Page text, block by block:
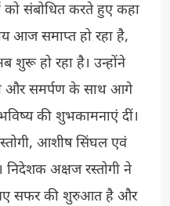
को संबोधित करते हुए कहा
आज समाप्त हो रहा है,
शुरू हो रहा है। उन्होंने
और समर्पण के साथ आगे
की शुभकामनाएं दीं।
आशीष सिंघल एवं
अक्षज रस्तोगी ने
नए सफर की शुरुआत है और